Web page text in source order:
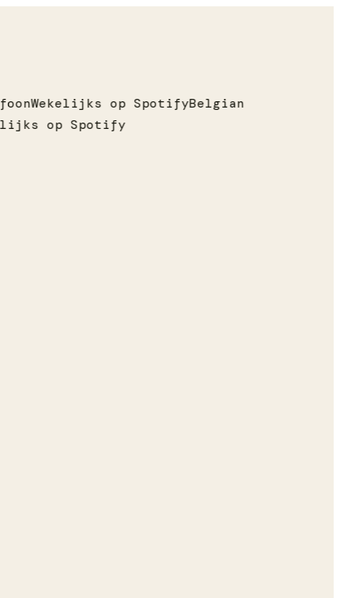
Wekelijks op SpotifyBelgian
op Spotify